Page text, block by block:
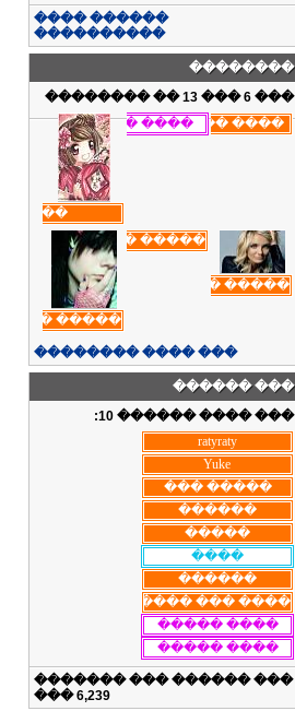
������ ����
����������
��������
��� 6 ��� 13 �� ��������
��� ���� ��������
��� ������
��� ���� ������ 10:
��� ������ ��� �������
6,239
���